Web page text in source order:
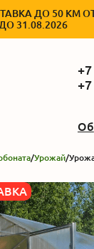
ДО 50 КМ
31.08.2026
/Урожай/